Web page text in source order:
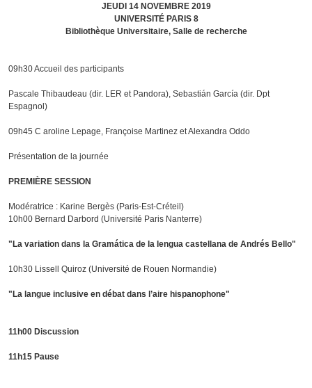
JEUDI 14 NOVEMBRE 2019
UNIVERSITÉ PARIS 8
Bibliothèque Universitaire, Salle de recherche
09h30 Accueil des participants
Pascale Thibaudeau (dir. LER et Pandora), Sebastián García (dir. Dpt
Espagnol)
09h45 C aroline Lepage, Françoise Martinez et Alexandra Oddo
Présentation de la journée
PREMIÈRE SESSION
Modératrice : Karine Bergès (Paris-Est-Créteil)
10h00 Bernard Darbord (Université Paris Nanterre)
"La variation dans la Gramática de la lengua castellana de Andrés Bello"
10h30 Lissell Quiroz (Université de Rouen Normandie)
"La langue inclusive en débat dans l’aire hispanophone"
11h00 Discussion
11h15 Pause